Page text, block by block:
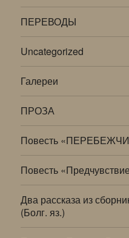
ПЕРЕВОДЫ
Uncategorized
Галереи
ПРОЗА
Повесть
Повесть
Два рассказа из
(Болг. яз.)